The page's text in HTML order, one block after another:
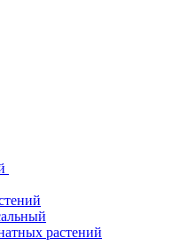
растений